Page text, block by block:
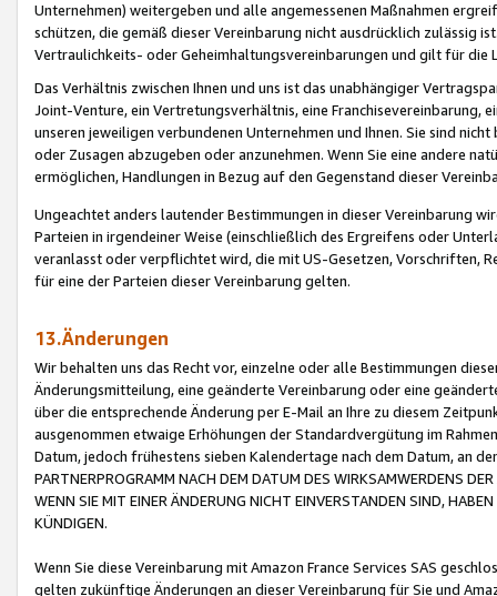
Unternehmen) weitergeben und alle angemessenen Maßnahmen
schützen, die gemäß dieser Vereinbarung nicht ausdrücklich zulässig
Vertraulichkeits- oder Geheimhaltungsvereinbarungen und gilt für die
Das Verhältnis zwischen Ihnen und uns ist das unabhängiger
Joint-Venture, ein Vertretungsverhältnis, eine Franchisevereinbarung,
unseren jeweiligen verbundenen Unternehmen und Ihnen. Sie sind
oder Zusagen abzugeben oder anzunehmen. Wenn Sie eine andere
ermöglichen, Handlungen in Bezug auf den Gegenstand dieser
Ungeachtet anders lautender Bestimmungen in dieser Vereinbarung
Parteien in irgendeiner Weise (einschließlich des Ergreifens oder
veranlasst oder verpflichtet wird, die mit US-Gesetzen, Vorschriften,
für eine der Parteien dieser Vereinbarung gelten.
13.Änderungen
Wir behalten uns das Recht vor, einzelne oder alle Bestimmungen
Änderungsmitteilung, eine geänderte Vereinbarung oder eine
über die entsprechende Änderung per E-Mail an Ihre zu diesem
ausgenommen etwaige Erhöhungen der Standardvergütung im
Datum, jedoch frühestens sieben Kalendertage nach dem Datum, an
PARTNERPROGRAMM NACH DEM DATUM DES WIRKSAMWERDENS
WENN SIE MIT EINER ÄNDERUNG NICHT EINVERSTANDEN SIND,
KÜNDIGEN.
Wenn Sie diese Vereinbarung mit Amazon France Services SAS
gelten zukünftige Änderungen an dieser Vereinbarung für Sie und